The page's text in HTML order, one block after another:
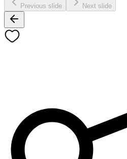
Previous slide Next slide